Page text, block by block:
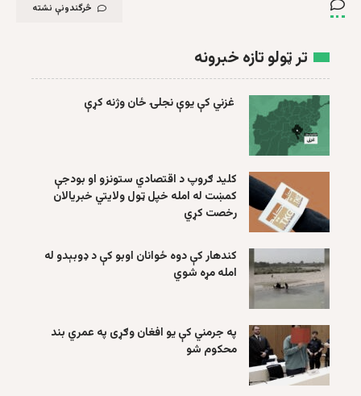
څرگندونې نشته
تر ټولو تازه خبرونه
غزني کې یوې نجلۍ ځان وژنه کړې
کلید ګروپ د اقتصادي ستونزو او بودجې
کمښت له امله خپل ټول ولایتي خبریالان
رخصت کړي
کندهار کې دوه ځوانان اوبو کې د ډوبېدو له
امله مړه شوي
په جرمني کې یو افغان وګړی په عمري بند
محکوم شو